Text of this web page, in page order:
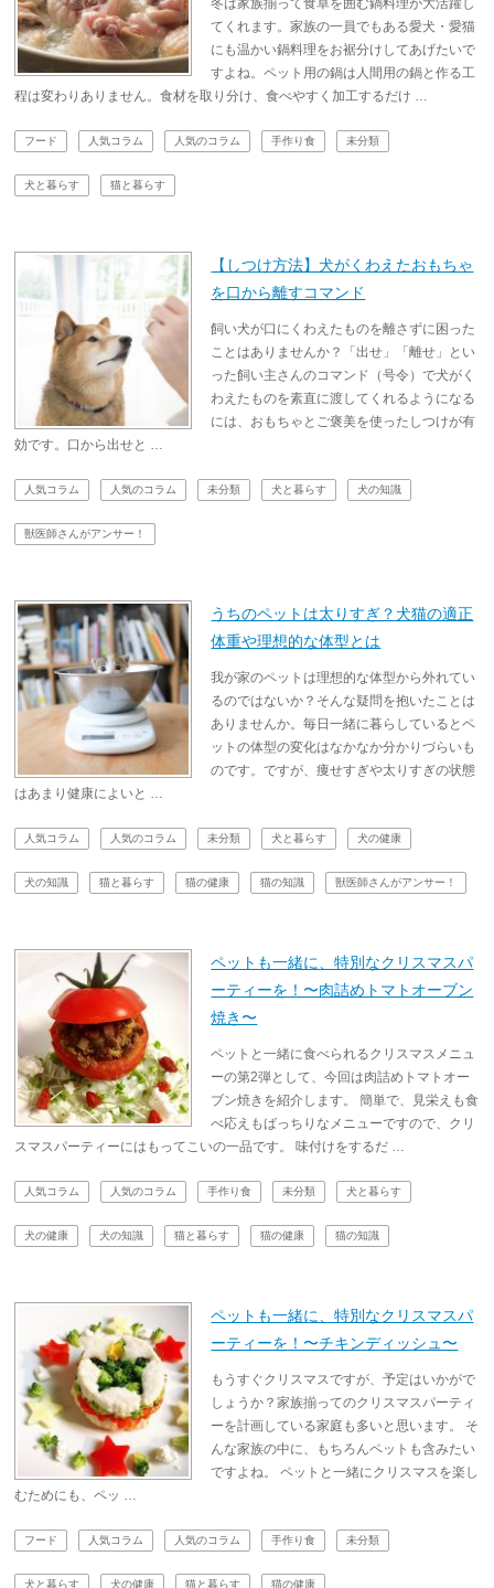
てくれます。家族の一員でもある愛犬・愛猫
にも温かい鍋料理をお裾分けしてあげたいで
すよね。ペット用の鍋は人間用の鍋と作る工
程は変わりありません。食材を取り分け、食べやすく加工するだけ …
フード 人気コラム 人気のコラム 手作り食 未分類
犬と暮らす 猫と暮らす
【しつけ方法】犬がくわえたおもちゃ
を口から離すコマンド
飼い犬が口にくわえたものを離さずに困った
ことはありませんか？「出せ」「離せ」とい
った飼い主さんのコマンド（号令）で犬がく
わえたものを素直に渡してくれるようになる
には、おもちゃとご褒美を使ったしつけが有
効です。口から出せと …
人気コラム 人気のコラム 未分類 犬と暮らす 犬の知識
獣医師さんがアンサー！
うちのペットは太りすぎ？犬猫の適正
体重や理想的な体型とは
我が家のペットは理想的な体型から外れてい
るのではないか？そんな疑問を抱いたことは
ありませんか。毎日一緒に暮らしているとペ
ットの体型の変化はなかなか分かりづらいも
のです。ですが、痩せすぎや太りすぎの状態
はあまり健康によいと …
人気コラム 人気のコラム 未分類 犬と暮らす 犬の健康
犬の知識 猫と暮らす 猫の健康 猫の知識 獣医師さんがアンサー！
ペットも一緒に、特別なクリスマスパ
ーティーを！〜肉詰めトマトオーブン
焼き〜
ペットと一緒に食べられるクリスマスメニュ
ーの第2弾として、今回は肉詰めトマトオー
ブン焼きを紹介します。 簡単で、見栄えも食
べ応えもばっちりなメニューですので、クリ
スマスパーティーにはもってこいの一品です。 味付けをするだ …
人気コラム 人気のコラム 手作り食 未分類 犬と暮らす
犬の健康 犬の知識 猫と暮らす 猫の健康 猫の知識
ペットも一緒に、特別なクリスマスパ
ーティーを！〜チキンディッシュ〜
もうすぐクリスマスですが、予定はいかがで
しょうか？家族揃ってのクリスマスパーティ
ーを計画している家庭も多いと思います。 そ
んな家族の中に、もちろんペットも含みたい
ですよね。 ペットと一緒にクリスマスを楽し
むためにも、ペッ …
フード 人気コラム 人気のコラム 手作り食 未分類
犬と暮らす 犬の健康 猫と暮らす 猫の健康